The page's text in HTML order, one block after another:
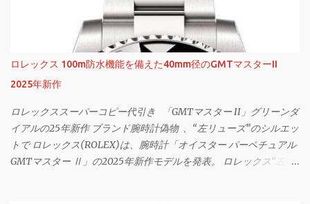
ルが特徴だ。 「タグホイヤー カレラ トゥールビヨン クロノグラ
フ」4,812,500円 ※予価 ダイヤルの立体感は、外周のブラックから
中央のパープルに向けて滑らかに変化するグラデーションによっ
て生み出される視覚効果によるものだ。3時、9時位置のクロノグ
ラフカウンターは、ブラックとシルバーで視認性を高めている。
サファイアクリスタルガラスのドーム型風防 「タグホイヤー カレ
ラ トゥールビヨン クロノグラフ」4,812,500円 ※予価 また、風防に
は、“グラスボックス”デザインと呼ばれるサファイアクリスタル
ガラスのドーム型風防を採用。ダイヤルの存在感を際立たせた。
「タグホイヤー カレラ クロノグラフ」995,500円 ※予価 ストラッ
ロレックス 100m防水機能を備えた40mm径のGMTマスターII
2025年新作
ロレックススーパーコピー代引き 「GMTマスター II」グリーンダ
イアルの25年新作 ブランド腕時計偽物 、“左リューズ”のシルエッ
トで ロレックス(ROLEX)は、腕時計「オイスター パーペチュアル
GMTマスター Ⅱ」の2025年新作モデルを発表。 ロレックス“左リ